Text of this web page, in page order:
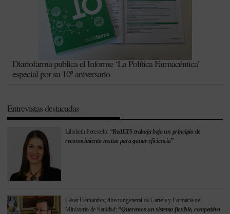
Diariofarma publica el Informe ‘La Política Farmacéutica’
especial por su 10º aniversario
Entrevistas destacadas
Lilisbeth Perestelo: “RedETS trabaja bajo un principio de
reconocimiento mutuo para ganar eficiencia”
César Hernández, director general de Cartera y Farmacia del
Ministerio de Sanidad: “Queremos un sistema flexible, competitivo